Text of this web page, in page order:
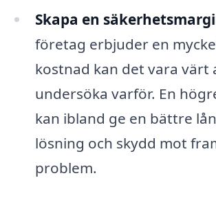
Skapa en
företag erbjuder en
kostnad kan det vara värt
undersöka varför. En
kan ibland ge en bättre
lösning och skydd mot
problem.